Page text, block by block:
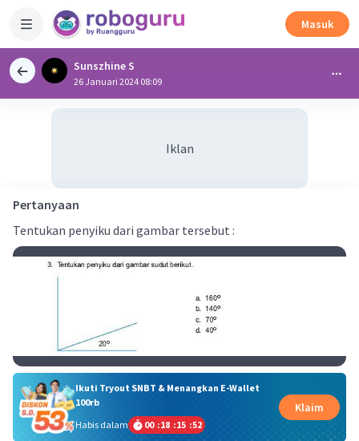
Masuk
Sunszhine S
26 Januari 2024 08:09
Iklan
Pertanyaan
Tentukan penyiku dari gambar tersebut :
Ikuti Tryout SNBT & Menangkan E-Wallet
100rb
Habis dalam
00 :18 :15 :52
Klaim